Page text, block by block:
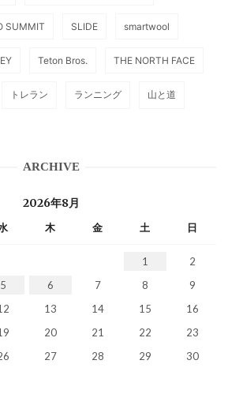
SUMMIT SLIDE smartwool
Teton Bros. THE NORTH FACE
トレラン ランニング 山と道
ARCHIVE
2026年8月
木 金 土 日
1
2
5 6 7 8
9
13 14 15
16
20 21 22
23
27 28 29
30